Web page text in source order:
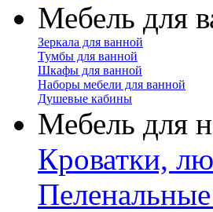
Мебель для
Зеркала для ванной
Тумбы для ванной
Шкафы для ванной
Наборы мебели для ванной
Душевые кабины
Мебель для
Кроватки,